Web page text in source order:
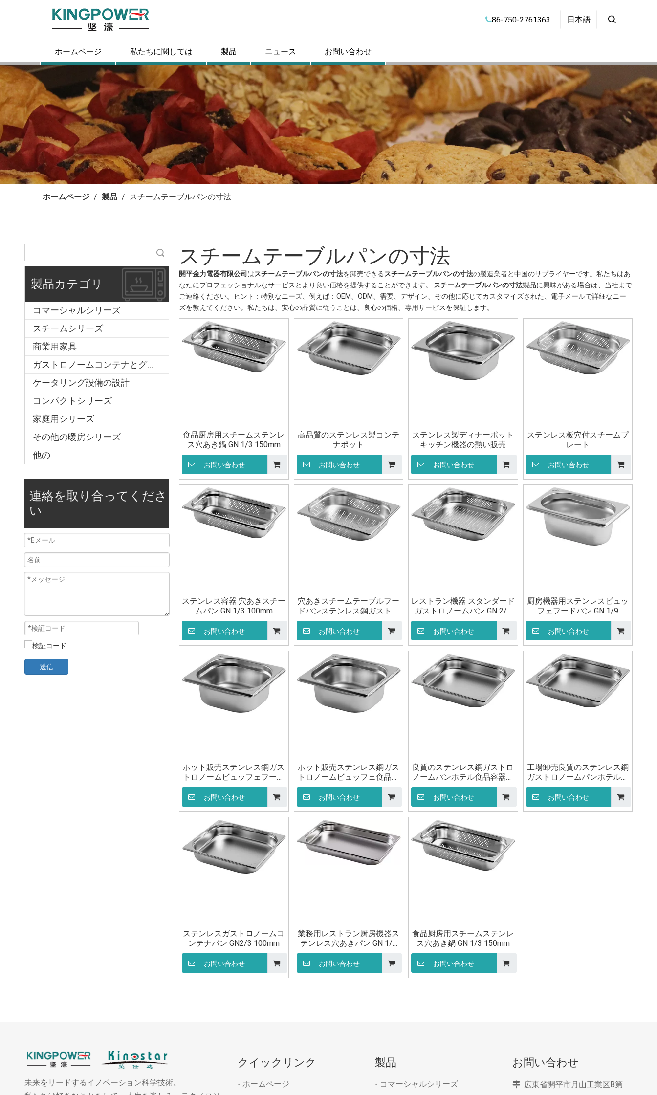
86-750-2761363 日本語
ホームページ 私たちに関しては 製品 ニュース お問い合わせ
ホームページ / 製品 / スチームテーブルパンの寸法
製品カテゴリ
コマーシャルシリーズ
スチームシリーズ
商業用家具
ガストロノームコンテナとグリッド
ケータリング設備の設計
コンパクトシリーズ
家庭用シリーズ
その他の暖房シリーズ
他の
連絡を取り合ってくださ
い
送信
スチームテーブルパンの寸法
開平金力電器有限公司 はスチームテーブルパンの寸法を卸売できる スチームテーブルパンの寸法の製造業者と中国のサプライヤーです。私たちはあ
なたにプロフェッショナルなサービスとより良い価格を提供することができます。
スチームテーブルパンの寸法製品に興味がある場合は、当社まで
ご連絡ください。ヒント：特別なニーズ、例えば：OEM、ODM、需要、デザイン、その他に応じてカスタマイズされた、電子メールで詳細なニー
ズを教えてください。私たちは、安心の品質に従うことは、良心の価格、専用サービスを保証します。
食品厨房用スチームステンレ
ス穴あき鍋 GN 1/3 150mm
お問い合わせ
高品質のステンレス製コンテ
ナポット
お問い合わせ
ステンレス製ディナーポット
キッチン機器の熱い販売
お問い合わせ
ステンレス板穴付スチームプ
レート
お問い合わせ
ステンレス容器 穴あきスチー
ムパン GN 1/3 100mm
お問い合わせ
穴あきスチームテーブルフー
ドパンステンレス鋼ガストロ
ノームパン GN 1/2 65mm
お問い合わせ
レストラン機器 スタンダード
ガストロノームパン GN 2/3
100mm
お問い合わせ
厨房機器用ステンレスビュッ
フェフードパン GN 1/9
100mm
お問い合わせ
ホット販売ステンレス鋼ガス
トロノームビュッフェフード
パン GN 1/6 100 ミリメート
ル厨房機器用
お問い合わせ
ホット販売ステンレス鋼ガス
トロノームビュッフェ食品容
器パン GN 1/6 150 ミリメー
トル厨房機器用
お問い合わせ
良質のステンレス鋼ガストロ
ノームパンホテル食品容器パ
ン GN 2/3 20 ミリメートル
お問い合わせ
工場卸売良質のステンレス鋼
ガストロノームパンホテル食
品容器パン GN 2/3 40 ミリメ
ートル
お問い合わせ
ステンレスガストロノームコ
ンテナパン GN2/3 100mm
お問い合わせ
業務用レストラン厨房機器ス
テンレス穴あきパン GN 1/1
20mm
お問い合わせ
食品厨房用スチームステンレ
ス穴あき鍋 GN 1/3 150mm
お問い合わせ
未来をリードするイノベーション科学技術。
クイックリンク
ホームページ
製品
コマーシャルシリーズ
お問い合わせ
 広東省開平市月山工業区B第